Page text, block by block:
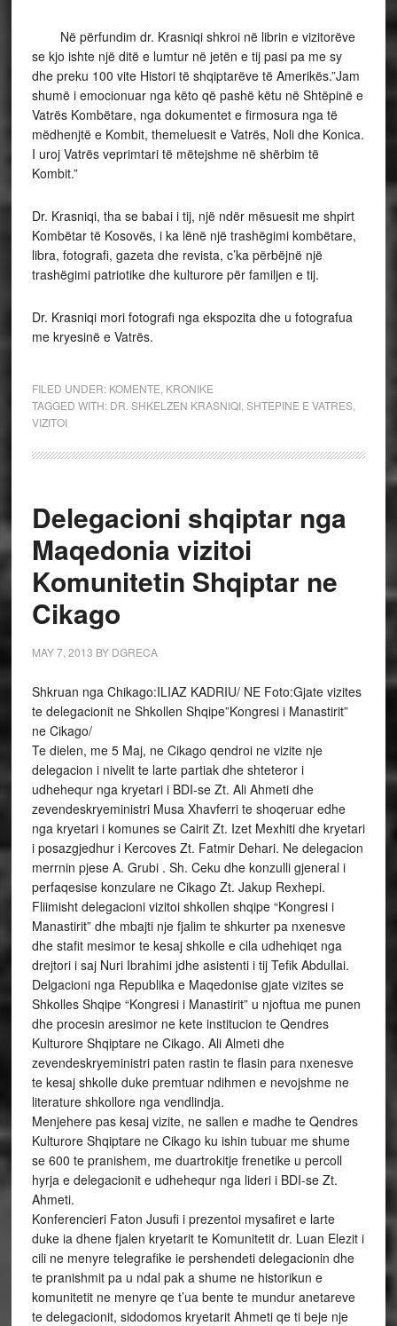
Në përfundim dr. Krasniqi shkroi në librin e vizitorëve
se kjo ishte një ditë e lumtur në jetën e tij pasi pa me sy
dhe preku 100 vite Histori të shqiptarëve të Amerikës.”Jam
shumë i emocionuar nga këto që pashë këtu në Shtëpinë e
Vatrës Kombëtare, nga dokumentet e firmosura nga të
mëdhenjtë e Kombit, themeluesit e Vatrës, Noli dhe Konica.
I uroj Vatrës veprimtari të mëtejshme në shërbim të
Kombit.”
Dr. Krasniqi, tha se babai i tij, një ndër mësuesit me shpirt
Kombëtar të Kosovës, i ka lënë një trashëgimi kombëtare,
libra, fotografi, gazeta dhe revista, c’ka përbëjnë një
trashëgimi patriotike dhe kulturore për familjen e tij.
Dr. Krasniqi mori fotografi nga ekspozita dhe u fotografua
me kryesinë e Vatrës.
FILED UNDER: KOMENTE KRONIKE
TAGGED WITH: DR. SHKELZEN KRASNIQI, SHTEPINE E VATRES,
VIZITOI
Delegacioni shqiptar nga
Maqedonia vizitoi
Komunitetin Shqiptar ne
Cikago
MAY 7, 2013 BY DGRECA
Shkruan nga Chikago:ILIAZ KADRIU/ NE Foto:Gjate vizites
te delegacionit ne Shkollen Shqipe”Kongresi i Manastirit”
ne Cikago/
Te dielen, me 5 Maj, ne Cikago qendroi ne vizite nje
delegacion i nivelit te larte partiak dhe shteteror i
udhehequr nga kryetari i BDI-se Zt. Ali Ahmeti dhe
zevendeskryeministri Musa Xhavferri te shoqeruar edhe
nga kryetari i komunes se Cairit Zt. Izet Mexhiti dhe kryetari
i posazgjedhur i Kercoves Zt. Fatmir Dehari. Ne delegacion
merrnin pjese A. Grubi . Sh. Ceku dhe konzulli gjeneral i
perfaqesise konzulare ne Cikago Zt. Jakup Rexhepi.
Fliimisht delegacioni vizitoi shkollen shqipe “Kongresi i
Manastirit” dhe mbajti nje fjalim te shkurter pa nxenesve
dhe stafit mesimor te kesaj shkolle e cila udhehiqet nga
drejtori i saj Nuri Ibrahimi jdhe asistenti i tij Tefik Abdullai.
Delgacioni nga Republika e Maqedonise gjate vizites se
Shkolles Shqipe “Kongresi i Manastirit” u njoftua me punen
dhe procesin aresimor ne kete institucion te Qendres
Kulturore Shqiptare ne Cikago. Ali Almeti dhe
zevendeskryeministri paten rastin te flasin para nxenesve
te kesaj shkolle duke premtuar ndihmen e nevojshme ne
literature shkollore nga vendlindja.
Menjehere pas kesaj vizite, ne sallen e madhe te Qendres
Kulturore Shqiptare ne Cikago ku ishin tubuar me shume
se 600 te pranishem, me duartrokitje frenetike u percoll
hyrja e delegacionit e udhehequr nga lideri i BDI-se Zt.
Ahmeti.
Konferencieri Faton Jusufi i prezentoi mysafiret e larte
duke ia dhene fjalen kryetarit te Komunitetit dr. Luan Elezit i
cili ne menyre telegrafike ie pershendeti delegacionin dhe
te pranishmit pa u ndal pak a shume ne historikun e
komunitetit ne menyre qe t’ua bente te mundur anetareve
te delegacionit, sidodomos kryetarit Ahmeti qe ti beje nje